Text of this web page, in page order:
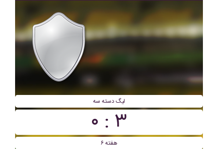
ليگ دسته سه
۳ : ۰
هفته ۶